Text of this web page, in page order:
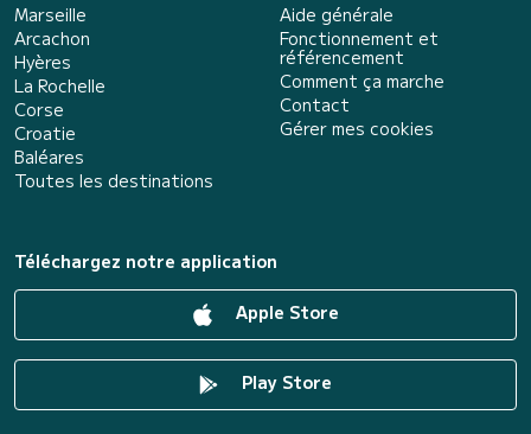
Marseille
Arcachon
Hyères
La Rochelle
Corse
Croatie
Baléares
Toutes les destinations
Aide générale
Fonctionnement et
référencement
Comment ça marche
Contact
Gérer mes cookies
Téléchargez notre application
Apple Store
Play Store